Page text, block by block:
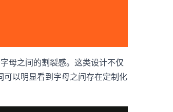
母之间的割裂感。这类设计不仅
可以明显看到字母之间存在定制化